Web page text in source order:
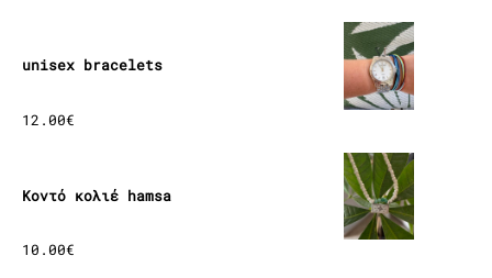
unisex bracelets
12.00€
Κοντό κολιέ hamsa
10.00€